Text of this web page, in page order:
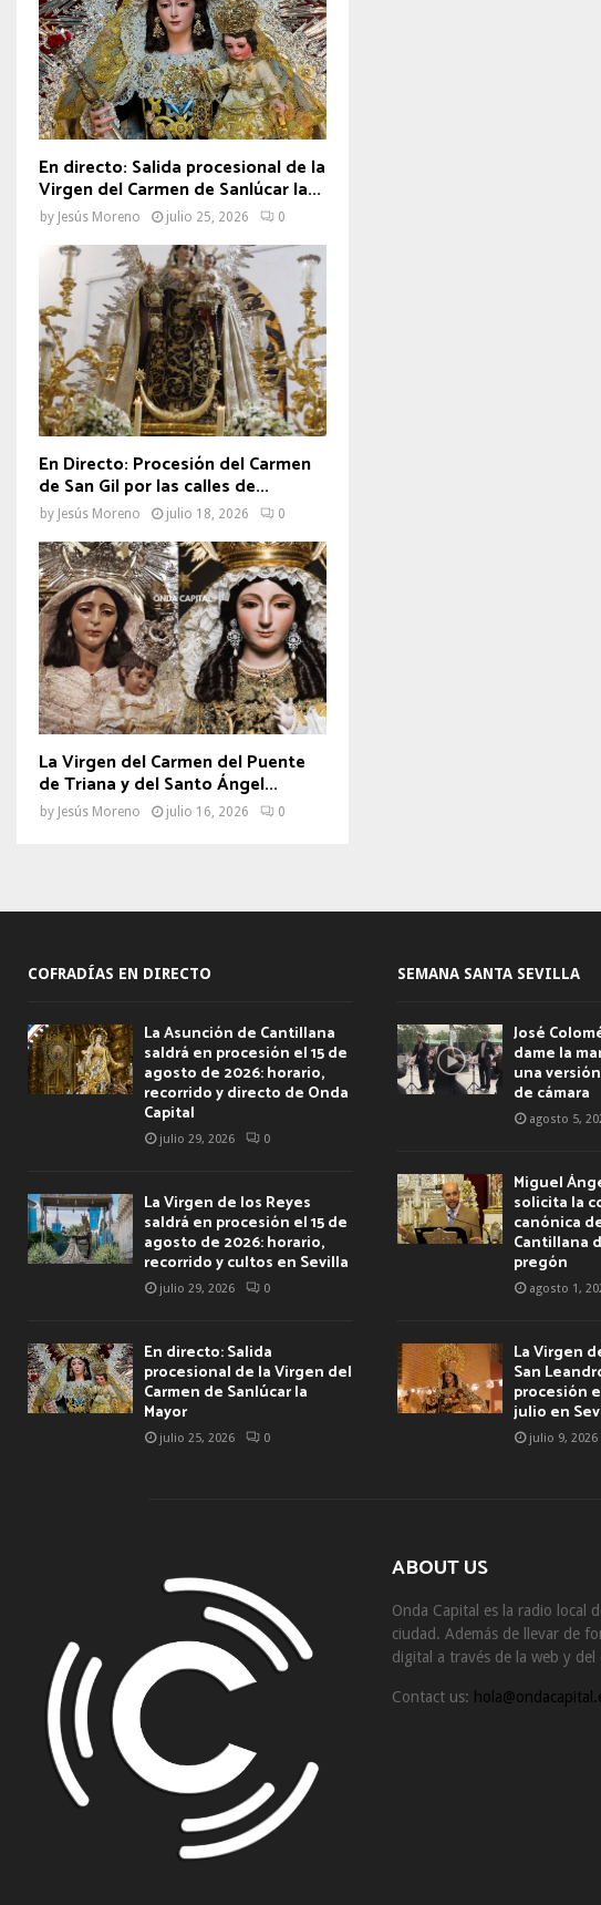
En directo: Salida procesional de la
Virgen del Carmen de Sanlúcar la...
by Jesús Moreno julio 25, 2026 0
En Directo: Procesión del Carmen
de San Gil por las calles de...
by Jesús Moreno julio 18, 2026 0
La Virgen del Carmen del Puente
de Triana y del Santo Ángel...
by Jesús Moreno julio 16, 2026 0
COFRADÍAS EN DIRECTO
La Asunción de Cantillana
saldrá en procesión el 15 de
agosto de 2026: horario,
recorrido y directo de Onda
Capital
julio 29, 2026 0
La Virgen de los Reyes
saldrá en procesión el 15 de
agosto de 2026: horario,
recorrido y cultos en Sevilla
julio 29, 2026 0
En directo: Salida
procesional de la Virgen del
Carmen de Sanlúcar la
Mayor
julio 25, 2026 0
SEMANA SANTA SEVILLA
José
dame la
una
de cámara
agosto 5,
Miguel
solicita la
canónica
Cantillana
pregón
agosto 1,
La Virgen
San
procesión
julio en
julio 9, 2026
ABOUT US
Onda Capital es la radio local
ciudad. Además de llevar de
digital a través de la web y del
Contact us: